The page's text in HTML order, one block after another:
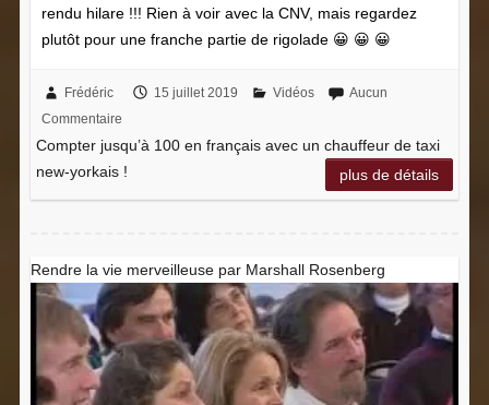
rendu hilare !!! Rien à voir avec la CNV, mais regardez
plutôt pour une franche partie de rigolade 😀 😀 😀
Frédéric 15 juillet 2019 Vidéos
Aucun
Commentaire
Compter jusqu’à 100 en français avec un chauffeur de taxi
new-yorkais !
plus de détails
Rendre la vie merveilleuse par Marshall Rosenberg